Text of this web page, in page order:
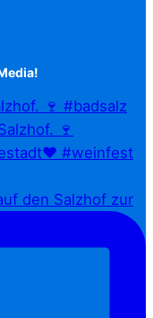
🍷 #badsalz
den Salzhof zur